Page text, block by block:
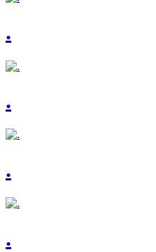
.
.
.
.